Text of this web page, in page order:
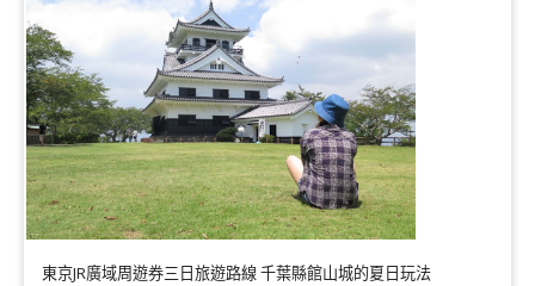
東京JR廣域周遊券三日旅遊路線 千葉縣館山城的夏日玩法